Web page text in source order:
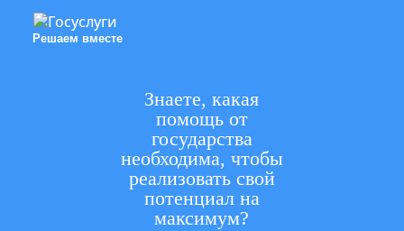
Решаем вместе
Знаете, какая
помощь от
государства
необходима, чтобы
реализовать свой
потенциал на
максимум?